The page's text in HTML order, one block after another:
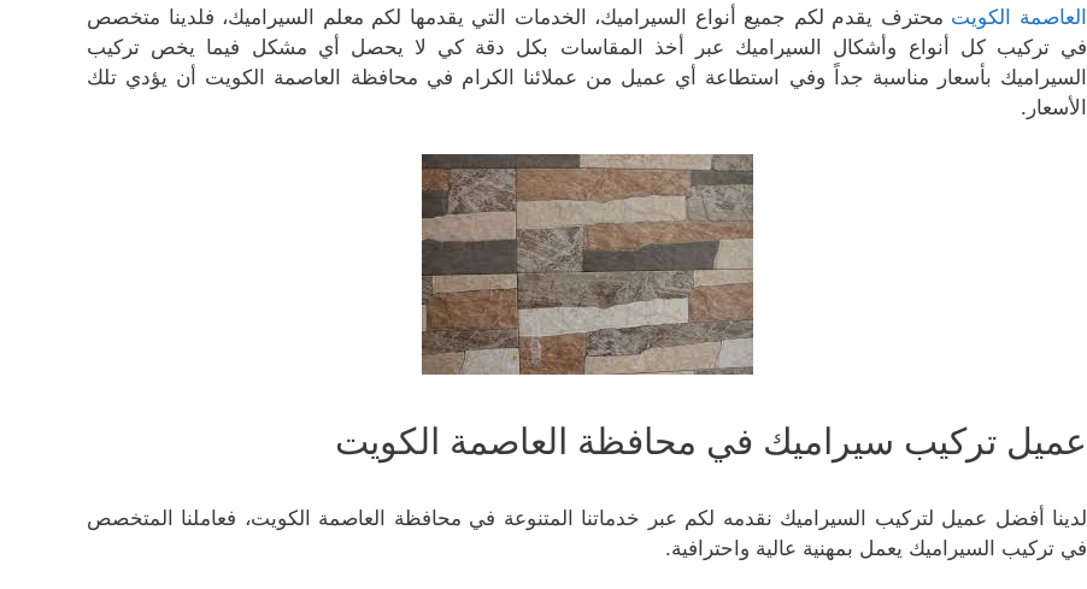
العاصمة الكويت محترف يقدم لكم جميع أنواع السيراميك، الخدمات التي يقدمها لكم معلم السيراميك، فلدينا متخصص
في تركيب كل أنواع وأشكال السيراميك عبر أخذ المقاسات بكل دقة كي لا يحصل أي مشكل فيما يخص تركيب
السيراميك بأسعار مناسبة جداً وفي استطاعة أي عميل من عملائنا الكرام في محافظة العاصمة الكويت أن يؤدي تلك
الأسعار.
عميل تركيب سيراميك في محافظة العاصمة الكويت
لدينا أفضل عميل لتركيب السيراميك نقدمه لكم عبر خدماتنا المتنوعة في محافظة العاصمة الكويت، فعاملنا المتخصص
في تركيب السيراميك يعمل بمهنية عالية واحترافية.